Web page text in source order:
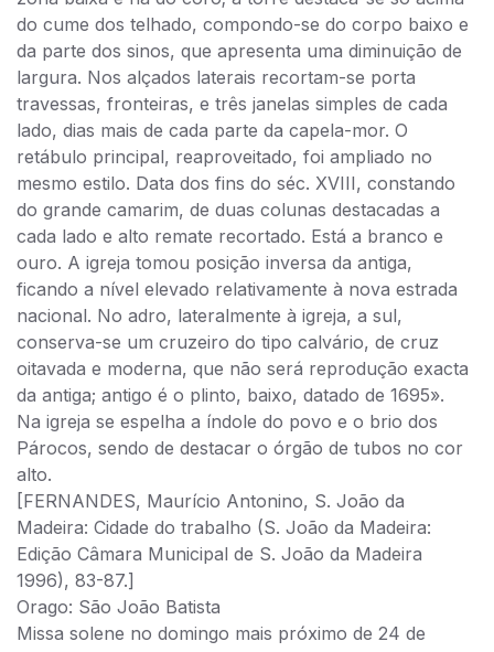
do cume dos telhado, compondo-se do corpo baixo e
da parte dos sinos, que apresenta uma diminuição de
largura. Nos alçados laterais recortam-se porta
travessas, fronteiras, e três janelas simples de cada
lado, dias mais de cada parte da capela-mor. O
retábulo principal, reaproveitado, foi ampliado no
mesmo estilo. Data dos fins do séc. XVIII, constando
do grande camarim, de duas colunas destacadas a
cada lado e alto remate recortado. Está a branco e
ouro. A igreja tomou posição inversa da antiga,
ficando a nível elevado relativamente à nova estrada
nacional. No adro, lateralmente à igreja, a sul,
conserva-se um cruzeiro do tipo calvário, de cruz
oitavada e moderna, que não será reprodução exacta
da antiga; antigo é o plinto, baixo, datado de 1695».
Na igreja se espelha a índole do povo e o brio dos
Párocos, sendo de destacar o órgão de tubos no cor
alto.
[FERNANDES, Maurício Antonino, S. João da
Madeira: Cidade do trabalho (S. João da Madeira:
Edição Câmara Municipal de S. João da Madeira
1996), 83-87.]
Orago: São João Batista
Missa solene no domingo mais próximo de 24 de